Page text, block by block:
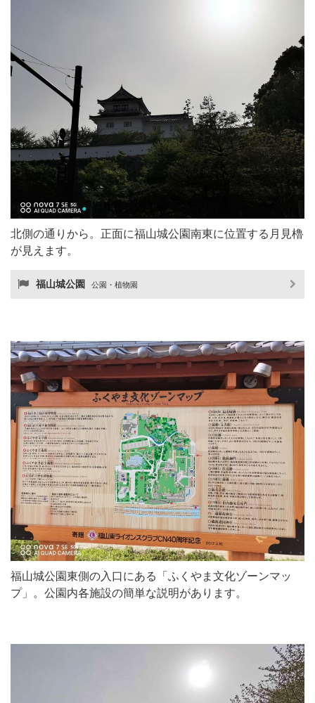
北側の通りから。正面に福山城公園南東に位置する月見櫓
が見えます。
福山城公園 公園・植物園
福山城公園東側の入口にある「ふくやま文化ゾーンマッ
プ」。公園内各施設の簡単な説明があります。